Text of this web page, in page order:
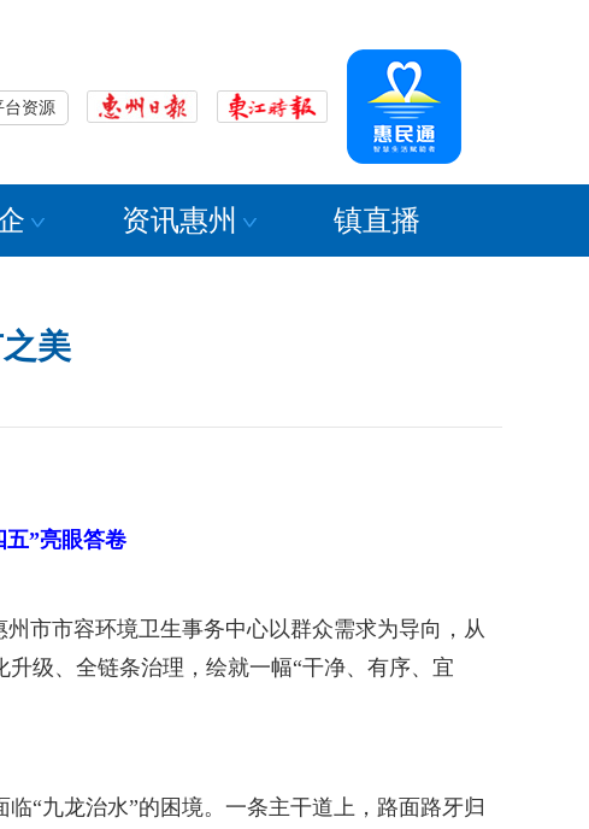
台资源
资讯惠州 镇直播
美
”亮眼答卷
市市容环境卫生事务中心以群众需求为导向，从
级、全链条治理，绘就一幅“干净、有序、宜
“九龙治水”的困境。一条主干道上，路面路牙归